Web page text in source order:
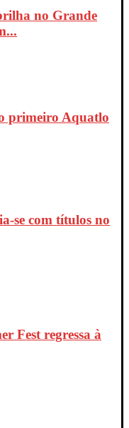
no Grande
primeiro Aquatlo
se com títulos no
Fest regressa à